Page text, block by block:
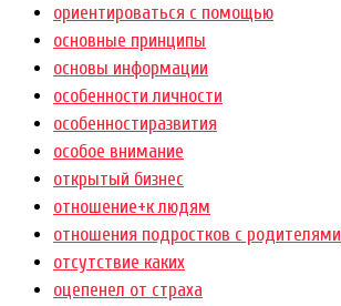
ориентироваться с помощью
основные принципы
основы информации
особенности личности
особенностиразвития
особое внимание
открытый бизнес
отношение+к людям
отношения подростков с родителями
отсутствие каких
оцепенел от страха